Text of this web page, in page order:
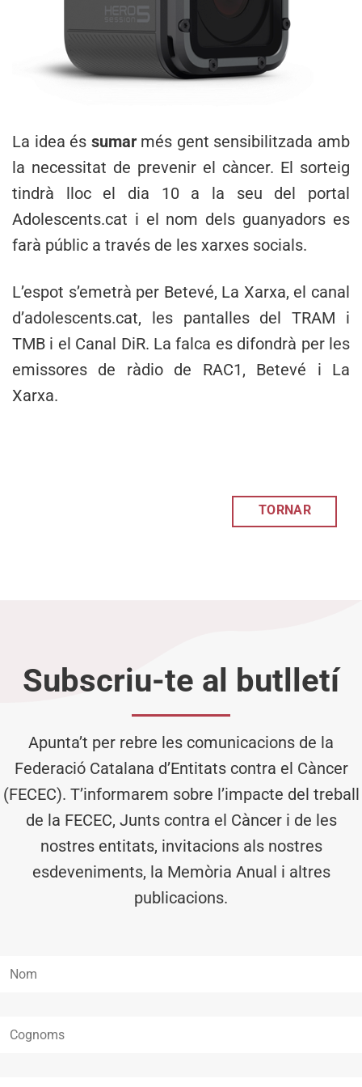
La idea és sumar més gent sensibilitzada amb
la necessitat de prevenir el càncer. El sorteig
tindrà lloc el dia 10 a la seu del portal
Adolescents.cat i el nom dels guanyadors es
farà públic a través de les xarxes socials.
L’espot s’emetrà per Betevé, La Xarxa, el canal
d’adolescents.cat, les pantalles del TRAM i
TMB i el Canal DiR. La falca es difondrà per les
emissores de ràdio de RAC1, Betevé i La
Xarxa.
TORNAR
Subscriu-te al butlletí
Apunta’t per rebre les comunicacions de la
Federació Catalana d’Entitats contra el Càncer
(FECEC). T’informarem sobre l’impacte del treball
de la FECEC, Junts contra el Càncer i de les
nostres entitats, invitacions als nostres
esdeveniments, la Memòria Anual i altres
publicacions.